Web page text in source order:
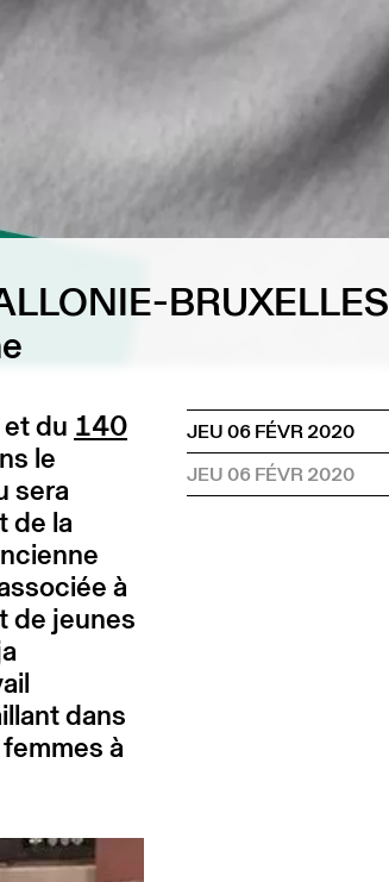
BRUXELLES
et du 140
le
sera
de la
à
de jeunes
dans
à
JEU 06 FÉVR 2020
JEU 06 FÉVR 2020